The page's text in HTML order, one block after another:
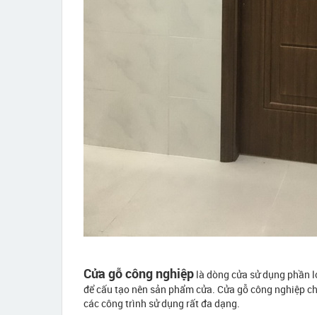
Cửa gỗ công nghiệp là dòng cửa sử dụng phần
để cấu tạo nên sản phẩm cửa. Cửa gỗ công nghiệp
các công trình sử dụng rất đa dạng.